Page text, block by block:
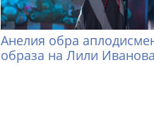
Анелия обра
образа на Лили Иванова